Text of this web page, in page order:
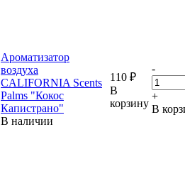
Ароматизатор
воздуха
CALIFORNIA Scents
Palms "Кокос
Капистрано"
В наличии
110 ₽
В
корзину
-
+
В